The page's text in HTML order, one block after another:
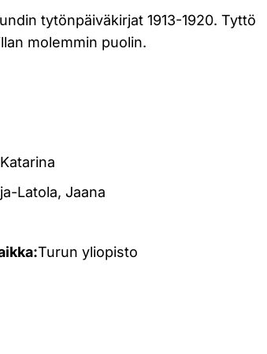
tytönpäiväkirjat 1913-1920. Tyttö
molemmin puolin.
Latola, Jaana
Turun yliopisto